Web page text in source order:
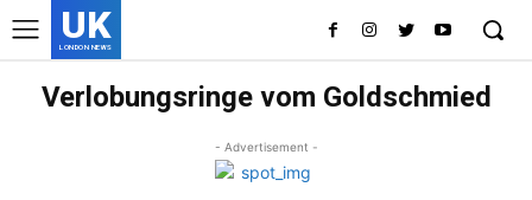
UK
LONDON NEWS
Verlobungsringe vom Goldschmied
- Advertisement -